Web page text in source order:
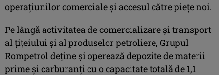
operaţiunilor comerciale şi accesul către pieţe noi.
Pe lângă activitatea de comercializare şi transport
al ţiţeiului şi al produselor petroliere, Grupul
Rompetrol deţine şi operează depozite de materii
prime şi carburanţi cu o capacitate totală de 1,1